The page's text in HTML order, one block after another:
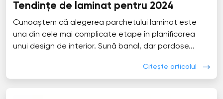
Tendințe de laminat pentru 2024
Cunoaștem că alegerea parchetului laminat este
una din cele mai complicate etape în planificarea
unui design de interior. Sună banal, dar pardose...
Citește articolul